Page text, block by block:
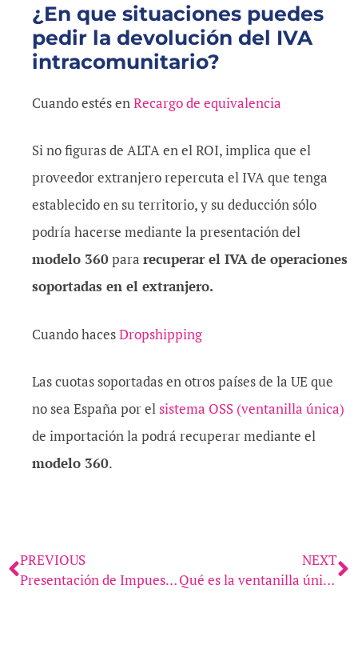
¿En que situaciones puedes
pedir la devolución del IVA
intracomunitario?
Cuando estés en Recargo de equivalencia
Si no figuras de ALTA en el ROI, implica que el
proveedor extranjero repercuta el IVA que tenga
establecido en su territorio, y su deducción sólo
podría hacerse mediante la presentación del
modelo 360para recuperar el IVA de operaciones
soportadas en el extranjero.
Cuando hacesDropshipping
Las cuotas soportadas en otros países de la UE que
no sea España por elsistema OSS (ventanilla única)
de importación la podrá recuperar mediante el
modelo 360.
PREVIOUS
Presentación de Impuestos vía telemática para Autónomos
NEXT
Qué es la ventanilla única de IVA OSS